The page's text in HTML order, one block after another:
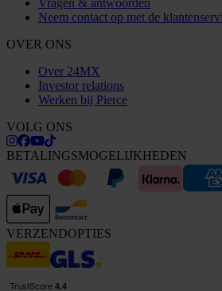
Vragen & antwoorden
Neem contact op met de
OVER ONS
Over 24MX
Investor relations
Werken bij Pierce
VOLG ONS
BETALINGSMOGELIJKHEDEN
VERZENDOPTIES